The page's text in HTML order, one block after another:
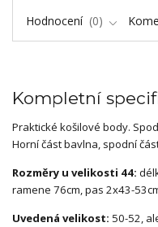
Hodnocení
0
Kompletní
Praktické košilové body.
Horní část bavlna, spodní
Rozměry u velikosti 44:
ramene 76cm, pas 2x43-
Uvedená velikost: 50-52,